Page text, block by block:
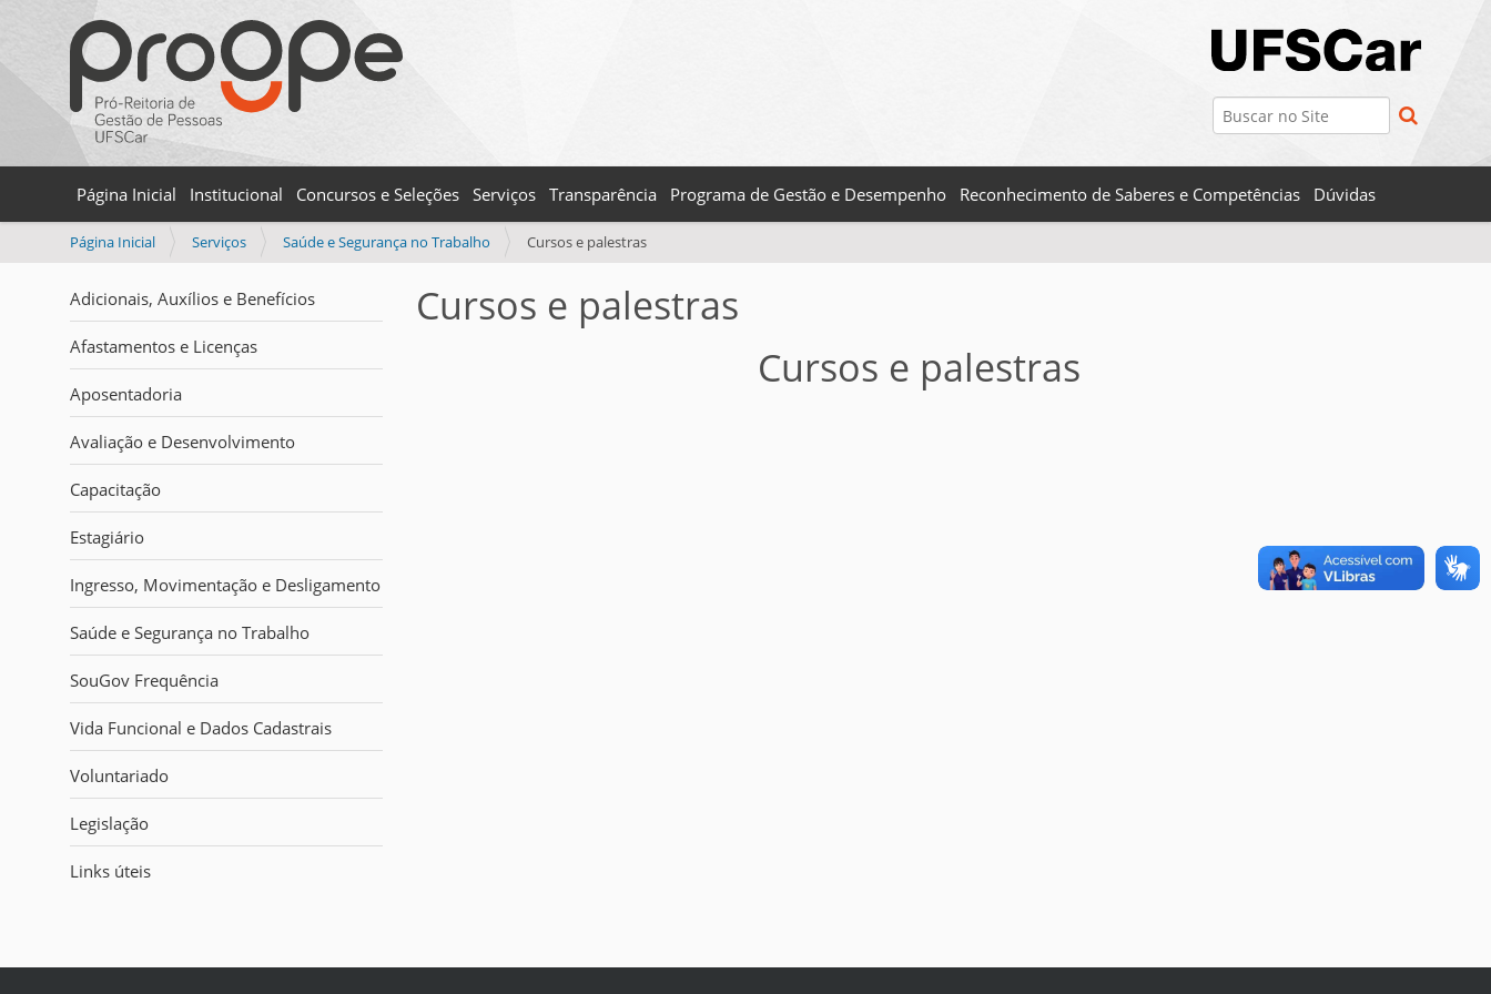
Busca
Página Inicial Institucional Concursos e Seleções Serviços Transparência Programa de Gestão e Desempenho Reconhecimento de Saberes e Competências Dúvidas
V
ê
s
á
q
i
Página Inicial Serviços Saúde e Segurança no Trabalho Cursos e palestras
Adicionais, Auxílios e Benefícios
Afastamentos e Licenças
Aposentadoria
Avaliação e Desenvolvimento
Capacitação
Estagiário
Ingresso, Movimentação e Desligamento
Saúde e Segurança no Trabalho
SouGov Frequência
Vida Funcional e Dados Cadastrais
Voluntariado
Legislação
Links úteis
Cursos e palestras
Cursos e palestras